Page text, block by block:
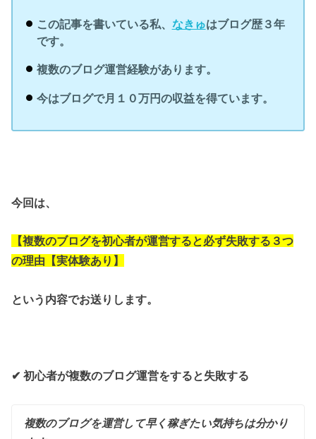
この記事を書いている私、 なきゅはブログ歴３年
です。
複数のブログ運営経験があります。
今はブログで月１０万円の収益を得ています。
今回は、
【複数のブログを初心者が運営すると必ず失敗する３つ
の理由【実体験あり】
という内容でお送り します。
✔︎ 初心者が複数のブログ運営をすると失敗する
複数のブログを運営して早く稼ぎたい気持ちは分かり